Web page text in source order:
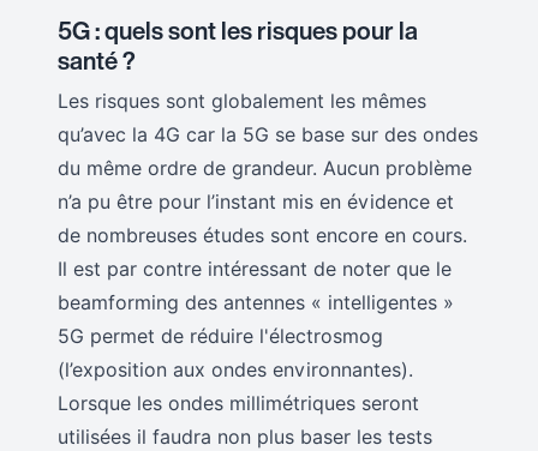
5G : quels sont les risques pour la
santé ?
Les risques sont globalement les mêmes
qu’avec la 4G car la 5G se base sur des ondes
du même ordre de grandeur. Aucun problème
n’a pu être pour l’instant mis en évidence et
de nombreuses études sont encore en cours.
Il est par contre intéressant de noter que le
beamforming des antennes « intelligentes »
5G permet de réduire l'électrosmog
(l’exposition aux ondes environnantes).
Lorsque les ondes millimétriques seront
utilisées il faudra non plus baser les tests